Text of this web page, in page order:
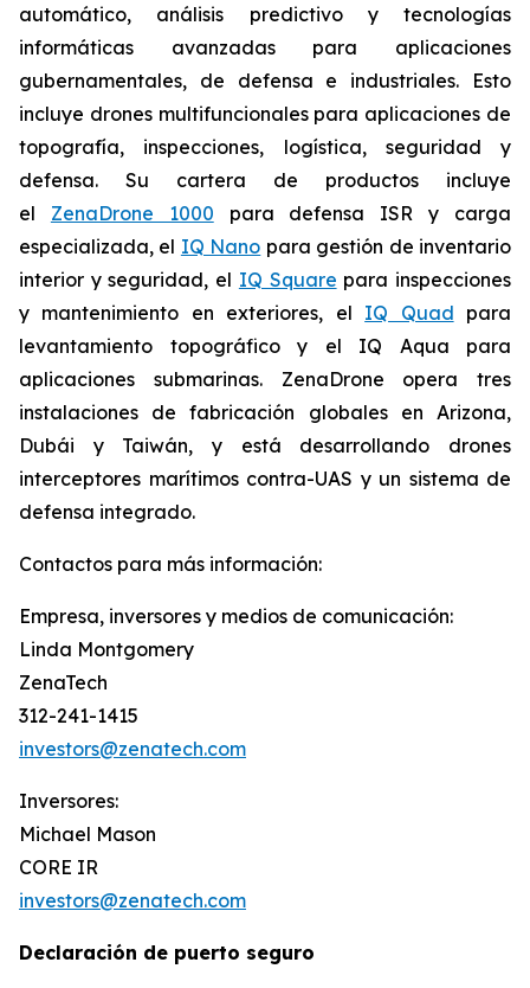
automático, análisis predictivo y tecnologías
informáticas avanzadas para aplicaciones
gubernamentales, de defensa e industriales. Esto
incluye drones multifuncionales para aplicaciones de
topografía, inspecciones, logística, seguridad y
defensa. Su cartera de productos incluye
el ZenaDrone 1000 para defensa ISR y carga
especializada, el IQ Nano para gestión de inventario
interior y seguridad, el IQ Square para inspecciones
y mantenimiento en exteriores, el IQ Quad para
levantamiento topográfico y el IQ Aqua para
aplicaciones submarinas. ZenaDrone opera tres
instalaciones de fabricación globales en Arizona,
Dubái y Taiwán, y está desarrollando drones
interceptores marítimos contra-UAS y un sistema de
defensa integrado.
Contactos para más información:
Empresa, inversores y medios de comunicación:
Linda Montgomery
ZenaTech
312-241-1415
investors@zenatech.com
Inversores:
Michael Mason
CORE IR
investors@zenatech.com
Declaración de puerto seguro